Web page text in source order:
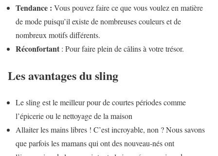
Tendance : Vous pouvez faire ce que vous voulez en matière
de mode puisqu’il existe de nombreuses couleurs et de
nombreux motifs différents.
Réconfortant : Pour faire plein de câlins à votre trésor.
Les avantages du sling
Le sling est le meilleur pour de courtes périodes comme
l’épicerie ou le nettoyage de la maison
Allaiter les mains libres ! C’est incroyable, non ? Nous savons
que parfois les mamans qui ont des nouveau-nés ont